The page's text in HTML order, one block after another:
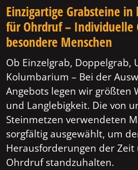
Einzigartige Grabsteine
für Ohrdruf – Individuelle
besondere Menschen
Ob Einzelgrab, Doppelgrab,
Kolumbarium – Bei der
Angebots legen wir größten
und Langlebigkeit. Die von
Steinmetzen verwendeten
sorgfältig ausgewählt, um
Herausforderungen der
Ohrdruf standzuhalten.